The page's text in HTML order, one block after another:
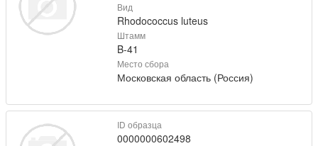
Вид
Rhodococcus luteus
Штамм
B-41
Место сбора
Московская область (Россия)
ID образца
0000000602498